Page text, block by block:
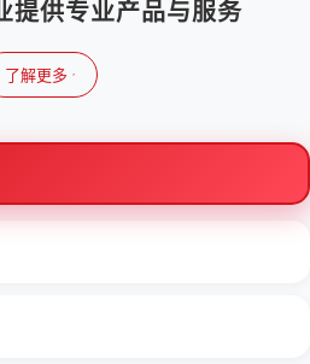
提供专业产品与服务
了解更多